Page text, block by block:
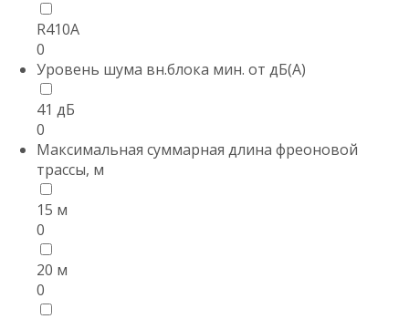
R410А
0
Уровень шума вн.блока мин. от дБ(А)
41 дБ
0
Максимальная суммарная длина фреоновой
трассы, м
15 м
0
20 м
0